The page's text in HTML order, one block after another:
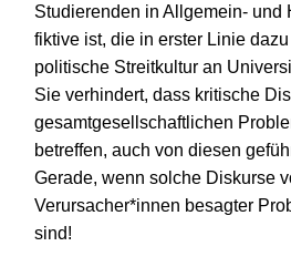
Studierenden in Allgemein- und
fiktive ist, die in erster Linie
politische Streitkultur an
Sie verhindert, dass kritische
gesamtgesellschaftlichen
betreffen, auch von diesen
Gerade, wenn solche Diskurse
Verursacher*innen besagter
sind!